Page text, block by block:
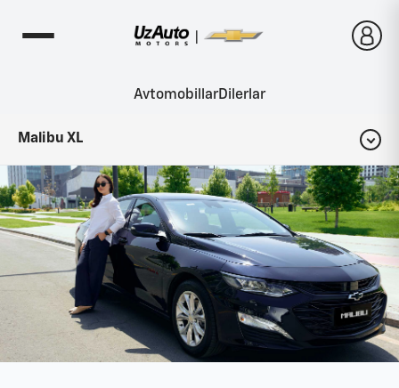
AvtomobillarDilerlar
Malibu XL
Konfigurator
Komplektatsiyalar
Interyer
Eksteryer
Fotogalereya